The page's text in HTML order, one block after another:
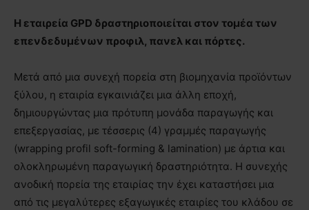
Η εταιρεία GPD δραστηριοποιείται στον τομέα των
επενδεδυμένων προφιλ, πανελ και πόρτες.
Μετά από μια συνεχή πορεία στη βιομηχανία προϊόντων
ξύλου, η εταιρία εγκαινιάζει μια άλλη εποχή,
δημιουργώντας μια πρότυπη μονάδα παραγωγής και
επεξεργασίας, με τέσσερις (4) γραμμές παραγωγής
(wrapping profil soft-forming & lamination) με άρτια και
ολοκληρωμένη παραγωγική δραστηριότητα. H συνεχής
ανοδική πορεία της εταιρίας την έχει καταστήσει μια
από τις μεγαλύτερες εξαγωγικές εταιρίες του κλάδου σε